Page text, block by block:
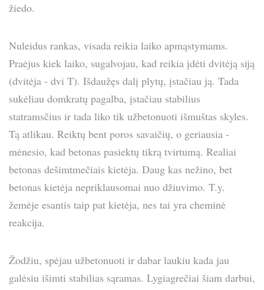
žiedo.
Nuleidus rankas, visada reikia laiko apmąstymams.
Praėjus kiek laiko, sugalvojau, kad reikia įdėti dvitėją siją
(dvitėja - dvi T). Išdaužęs dalį plytų, įstačiau ją. Tada
sukėliau domkratų pagalba, įstačiau stabilius
statramsčius ir tada liko tik užbetonuoti išmuštas skyles.
Tą atlikau. Reiktų bent poros savaičių, o geriausia -
mėnesio, kad betonas pasiektų tikrą tvirtumą. Realiai
betonas dešimtmečiais kietėja. Daug kas nežino, bet
betonas kietėja nepriklausomai nuo džiuvimo. T.y.
žemėje esantis taip pat kietėja, nes tai yra cheminė
reakcija.
Žodžiu, spėjau užbetonuoti ir dabar laukiu kada jau
galėsiu išimti stabilias sąramas. Lygiagrečiai šiam darbui,